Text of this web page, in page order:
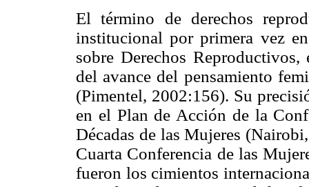
El término de derechos
institucional por primera vez
sobre Derechos
del avance del pensamiento
(Pimentel, 2002:156). Su
en el Plan de Acción de la
Décadas de las Mujeres
Cuarta Conferencia de las
fueron los cimientos